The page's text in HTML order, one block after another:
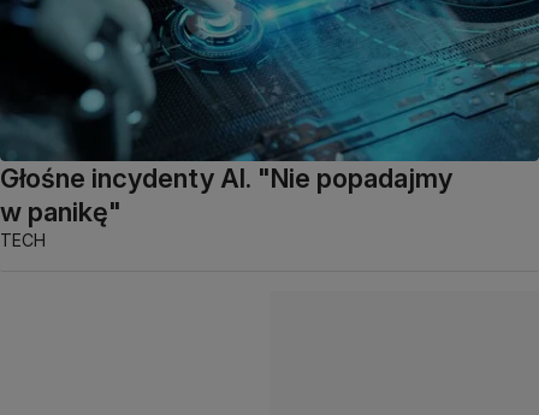
Głośne incydenty AI. "Nie popadajmy
w panikę"
TECH